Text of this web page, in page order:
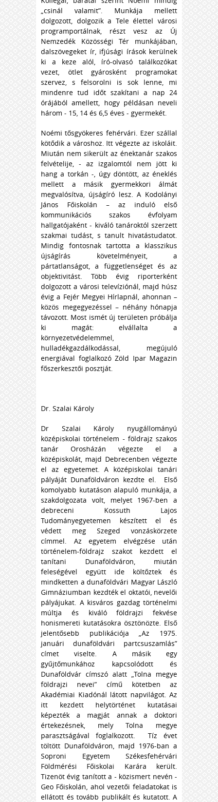
„csinál valamit”. Munkája mellett
dolgozott, dolgozik a Tele élettel városi
programportálnak, részt vesz az Új
Nemzedék Közösségi Tér munkájában,
dalszövegeket ír, ifjúsági írások kerülnek
ki a keze alól, író-olvasó találkozókat
vezet, ötlet gyárosként programokat
szervez, s felsorolni is sok lenne, mi
mindenre tud időt szakítani a nap 24
órájából amellett, hogy példásan neveli
három - 15, 14 és 6,5 éves - gyermekét.
Noémi tősgyökeres fehérvári. Ezer szállal
kötődik a városhoz. Itt végezte az iskoláit.
Miután nem sikerült az énektanár szakos
felvételije, - az izgalomtól nem jött ki
hang a torkán -, úgy döntött, az éneklés
mellett a másik gyermekkori álmát
megvalósítva, újságíró lesz. A Kodolányi
János Főiskolán – az induló első
kommunikációs szakos évfolyam
hallgatójaként - kiváló tanároktól szerzett
szakmai tudást, s tanult hivatástudatot.
Mindig fontosnak tartotta a klasszikus
újságírás követelményeit, a
pártatlanságot, a függetlenséget és az
objektivitást. Több évig riporterként
dolgozott a városi televíziónál, majd húsz
évig a Fejér Megyei Hírlapnál, ahonnan –
közös megegyezéssel – néhány hónapja
távozott. Most ismét új területen próbálja
ki magát: elvállalta a
környezetvédelemmel,
hulladékgazdálkodással, megújuló
energiával foglalkozó Zöld Ipar Magazin
főszerkesztői posztját.
Dr. Szalai Károly
Dr Szalai Károly nyugállományú
középiskolai történelem - földrajz szakos
tanár Orosházán végezte el a
középiskolát, majd Debrecenben végezte
el az egyetemet. A középiskolai tanári
pályáját Dunaföldváron kezdte el. Első
komolyabb kutatáson alapuló munkája, a
szakdolgozata volt, melyet 1967-ben a
debreceni Kossuth Lajos
Tudományegyetemen készített el és
védett meg Szeged vonzáskörzete
címmel. Az egyetem elvégzése után
történelem-földrajz szakot kezdett el
tanítani Dunaföldváron, miután
feleségével együtt ide költőztek és
mindketten a dunaföldvári Magyar László
Gimnáziumban kezdték el oktatói, nevelői
pályájukat. A kisváros gazdag történelmi
múltja és kiváló földrajzi fekvése
honismereti kutatásokra ösztönözte. Első
jelentősebb publikációja „Az 1975.
januári dunaföldvári partcsuszamlás”
címet viselte. A másik egy
gyűjtőmunkához kapcsolódott és
Dunaföldvár címszó alatt „Tolna megye
földrajzi nevei” című kötetben az
Akadémiai Kiadónál látott napvilágot. Az
itt kezdett helytörténet kutatásai
képezték a magját annak a doktori
értekezésnek, mely Tolna megye
parasztságával foglalkozott. Tíz évet
töltött Dunaföldváron, majd 1976-ban a
Soproni Egyetem Székesfehérvári
Földmérési Főiskolai Karára került.
Tizenöt évig tanított a - közismert nevén -
Geo Főiskolán, ahol vezetői feladatokat is
ellátott és tovább publikált és kutatott. A